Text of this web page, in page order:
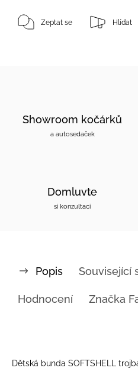
Zeptat se Hlídat
Showroom kočárků
a autosedaček
Domluvte
si konzultaci
Popis Související
Hodnocení Značka
Dětská bunda SOFTSHELL